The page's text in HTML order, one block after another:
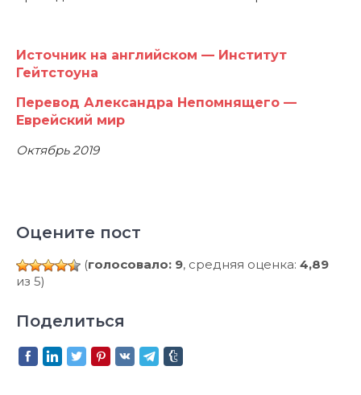
Источник на английском — Институт
Гейтстоуна
Перевод Александра Непомнящего —
Еврейский мир
Октябрь 2019
Оцените пост
(голосовало: 9, средняя оценка: 4,89
из 5)
Поделиться